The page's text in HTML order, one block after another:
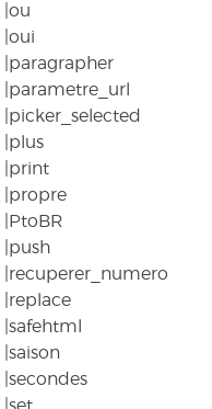
|ou
|oui
|paragrapher
|parametre_url
|picker_selected
|plus
|print
|propre
|PtoBR
|push
|recuperer_numero
|replace
|safehtml
|saison
|secondes